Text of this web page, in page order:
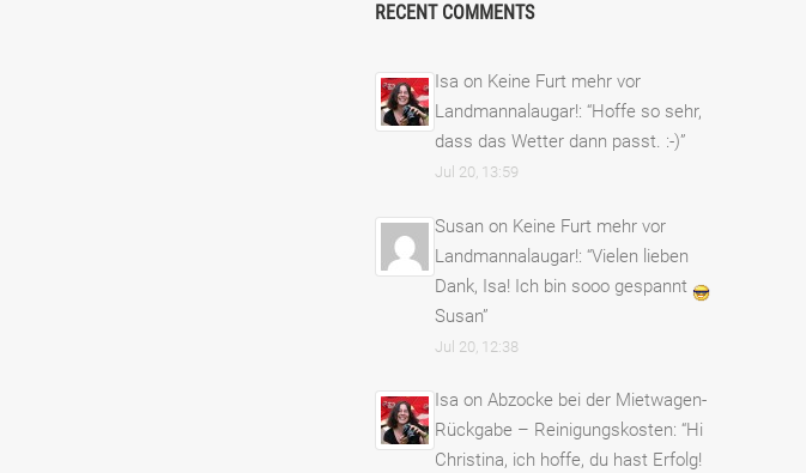
RECENT COMMENTS
Isa on Keine Furt mehr vor
Landmannalaugar!: “Hoffe so sehr,
dass das Wetter dann passt. :-)”
Jul 20, 13:59
Susan on Keine Furt mehr vor
Landmannalaugar!: “Vielen lieben
Dank, Isa! Ich bin sooo gespannt
Susan”
Jul 20, 12:38
Isa on Abzocke bei der Mietwagen-
Rückgabe – Reinigungskosten: “Hi
Christina, ich hoffe, du hast Erfolg!